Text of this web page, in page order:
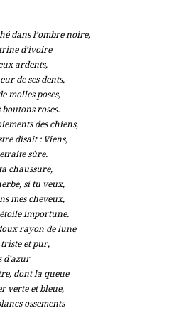
dans l’ombre noire,
d’ivoire
ardents,
de ses dents,
molles poses,
roses.
des chiens,
disait : Viens,
sûre.
chaussure,
si tu veux,
mes cheveux,
importune.
rayon de lune
et pur,
d’azur
dont la queue
verte et bleue,
ossements